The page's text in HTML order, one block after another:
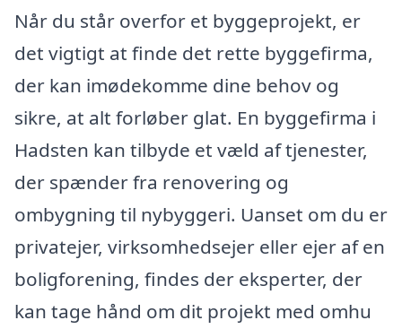
Når du står overfor et byggeprojekt, er
det vigtigt at finde det rette byggefirma,
der kan imødekomme dine behov og
sikre, at alt forløber glat. En byggefirma i
Hadsten kan tilbyde et væld af tjenester,
der spænder fra renovering og
ombygning til nybyggeri. Uanset om du er
privatejer, virksomhedsejer eller ejer af en
boligforening, findes der eksperter, der
kan tage hånd om dit projekt med omhu